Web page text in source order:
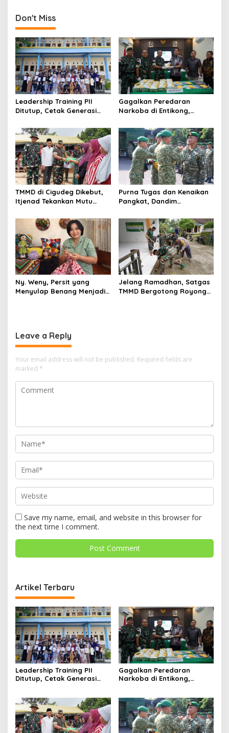
Don't Miss
Leadership Training PII
Ditutup, Cetak Generasi
Siap Hadapi Tantangan
Zaman
Gagalkan Peredaran
Narkoba di Entikong,
Puluhan Kilogram Sabu ke
BNNP Kalbar
TMMD di Cigudeg Dikebut,
Itjenad Tekankan Mutu
Jangka Panjang
Purna Tugas dan Kenaikan
Pangkat, Dandim
Profesionalisme Prajurit
Ny. Weny, Persit yang
Menyulap Benang Menjadi
Jelang Ramadhan, Satgas
TMMD Bergotong Royong
Leave a Reply
Your email address will not be published. Required fields are
marked *
Save my name, email, and website in this browser for
the next time I comment.
Artikel Terbaru
Leadership Training PII
Ditutup, Cetak Generasi
Zaman
Gagalkan Peredaran
Narkoba di Entikong,
BNNP Kalbar